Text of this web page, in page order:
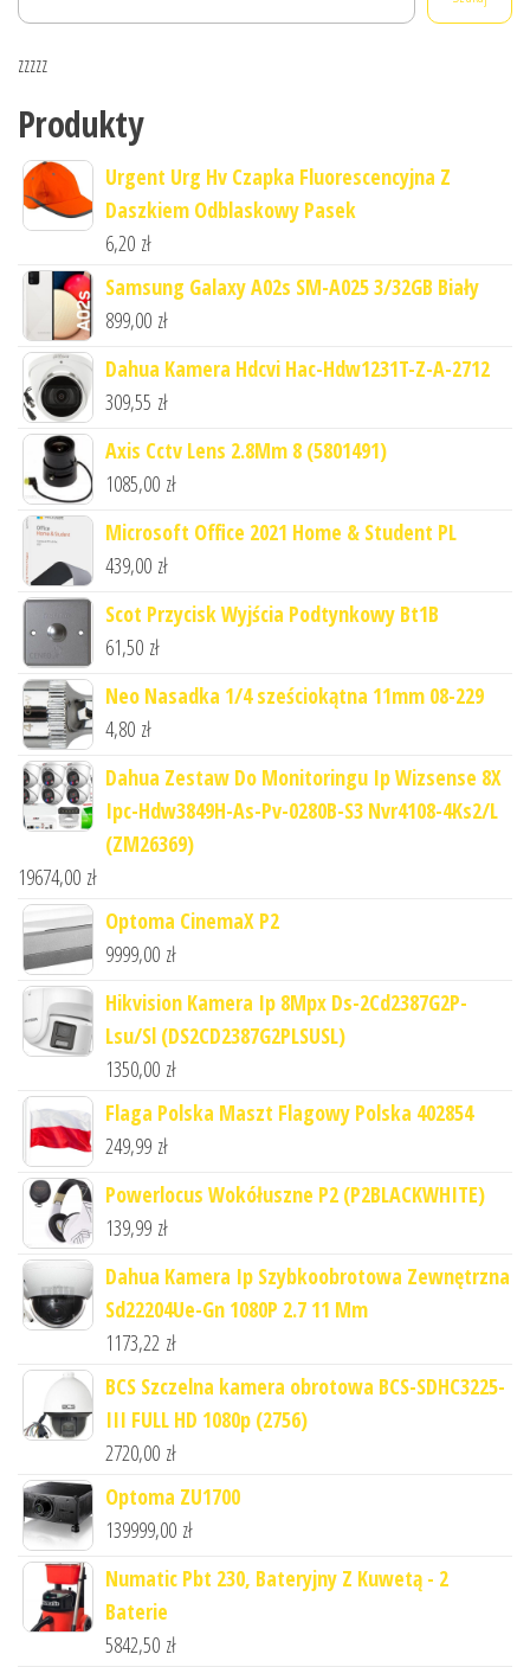
zzzzz
Produkty
Urgent Urg Hv Czapka Fluorescencyjna Z
Daszkiem Odblaskowy Pasek
6,20 zł
Samsung Galaxy A02s SM-A025 3/32GB Biały
899,00 zł
Dahua Kamera Hdcvi Hac-Hdw1231T-Z-A-2712
309,55 zł
Axis Cctv Lens 2.8Mm 8 (5801491)
1085,00 zł
Microsoft Office 2021 Home & Student PL
439,00 zł
Scot Przycisk Wyjścia Podtynkowy Bt1B
61,50 zł
Neo Nasadka 1/4 sześciokątna 11mm 08-229
4,80 zł
Dahua Zestaw Do Monitoringu Ip Wizsense 8X
Ipc-Hdw3849H-As-Pv-0280B-S3 Nvr4108-4Ks2/L
(ZM26369)
19674,00 zł
Optoma CinemaX P2
9999,00 zł
Hikvision Kamera Ip 8Mpx Ds-2Cd2387G2P-
Lsu/Sl (DS2CD2387G2PLSUSL)
1350,00 zł
Flaga Polska Maszt Flagowy Polska 402854
249,99 zł
Powerlocus Wokółuszne P2 (P2BLACKWHITE)
139,99 zł
Dahua Kamera Ip Szybkoobrotowa Zewnętrzna
Sd22204Ue-Gn 1080P 2.7 11 Mm
1173,22 zł
BCS Szczelna kamera obrotowa BCS-SDHC3225-
III FULL HD 1080p (2756)
2720,00 zł
Optoma ZU1700
139999,00 zł
Numatic Pbt 230, Bateryjny Z Kuwetą - 2
Baterie
5842,50 zł